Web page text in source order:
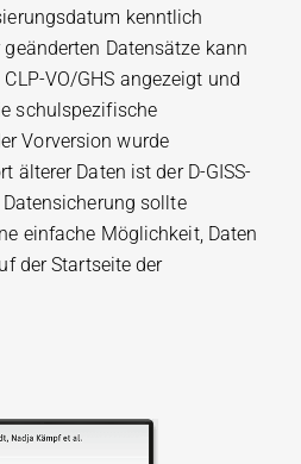
kenntlich
Datensätze kann
VO/GHS angezeigt und
schulspezifische
Vorversion wurde
älterer Daten ist der D-GISS-
sollte
einfache Möglichkeit, Daten
der Startseite der